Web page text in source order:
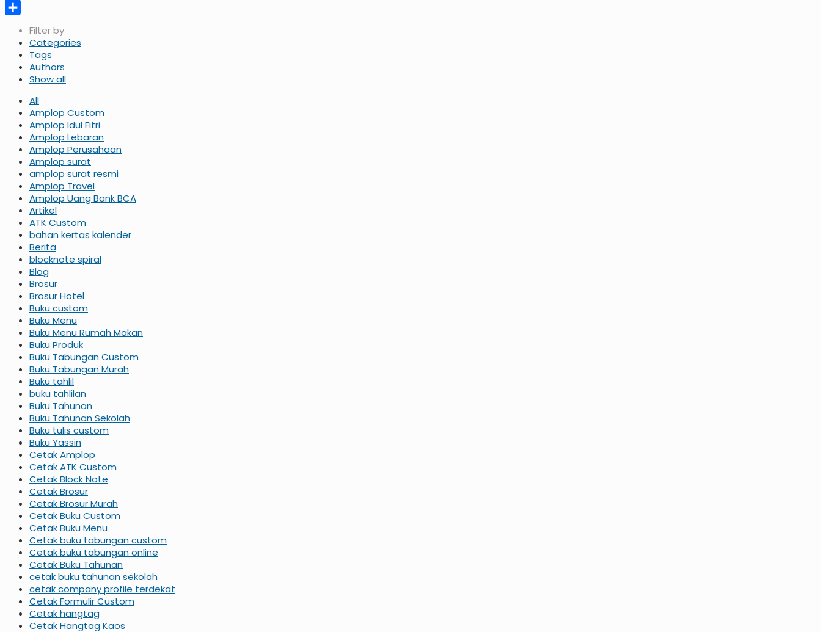
WhatsApp
Filter by
Categories
Tags
Authors
Show all
All
Amplop Custom
Amplop Idul Fitri
Amplop Lebaran
Amplop Perusahaan
Amplop surat
amplop surat resmi
Amplop Travel
Amplop Uang Bank BCA
Artikel
ATK Custom
bahan kertas kalender
Berita
blocknote spiral
Blog
Brosur
Brosur Hotel
Buku custom
Buku Menu
Buku Menu Rumah Makan
Buku Produk
Buku Tabungan Custom
Buku Tabungan Murah
Buku tahlil
buku tahlilan
Buku Tahunan
Buku Tahunan Sekolah
Buku tulis custom
Buku Yassin
Cetak Amplop
Cetak ATK Custom
Cetak Block Note
Cetak Brosur
Cetak Brosur Murah
Cetak Buku Custom
Cetak Buku Menu
Cetak buku tabungan custom
Cetak buku tabungan online
Cetak Buku Tahunan
cetak buku tahunan sekolah
cetak company profile terdekat
Cetak Formulir Custom
Cetak hangtag
Cetak Hangtag Kaos